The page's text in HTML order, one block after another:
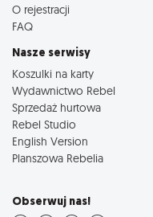
O rejestracji
FAQ
Nasze serwisy
Koszulki na karty
Wydawnictwo Rebel
Sprzedaż hurtowa
Rebel Studio
English Version
Planszowa Rebelia
Obserwuj nas!